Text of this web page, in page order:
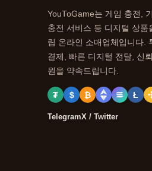
YouToGame는 게임 충전,
충전 서비스 등 디지털 상품
립 온라인 소매업체입니다.
결제, 빠른 디지털 전달, 신
원을 약속드립니다.
₮ $ ₿ Ł
TelegramX / Twitter